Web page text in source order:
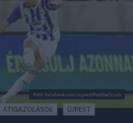
Fotó: facebook.com/ujpestfootballclub
ÁTIGAZOLÁSOK ÚJPEST